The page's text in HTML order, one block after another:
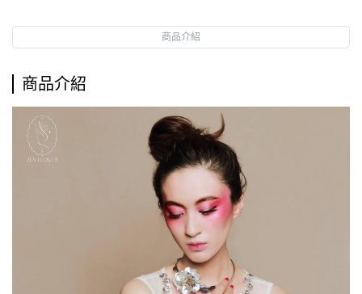
商品介紹
商品介紹